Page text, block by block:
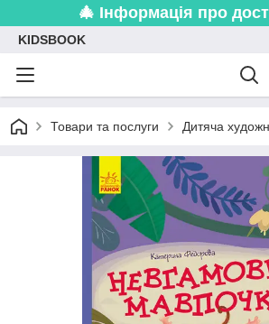
🎄 Інформація про
KIDSBOOK
Товари та послуги Дитяча